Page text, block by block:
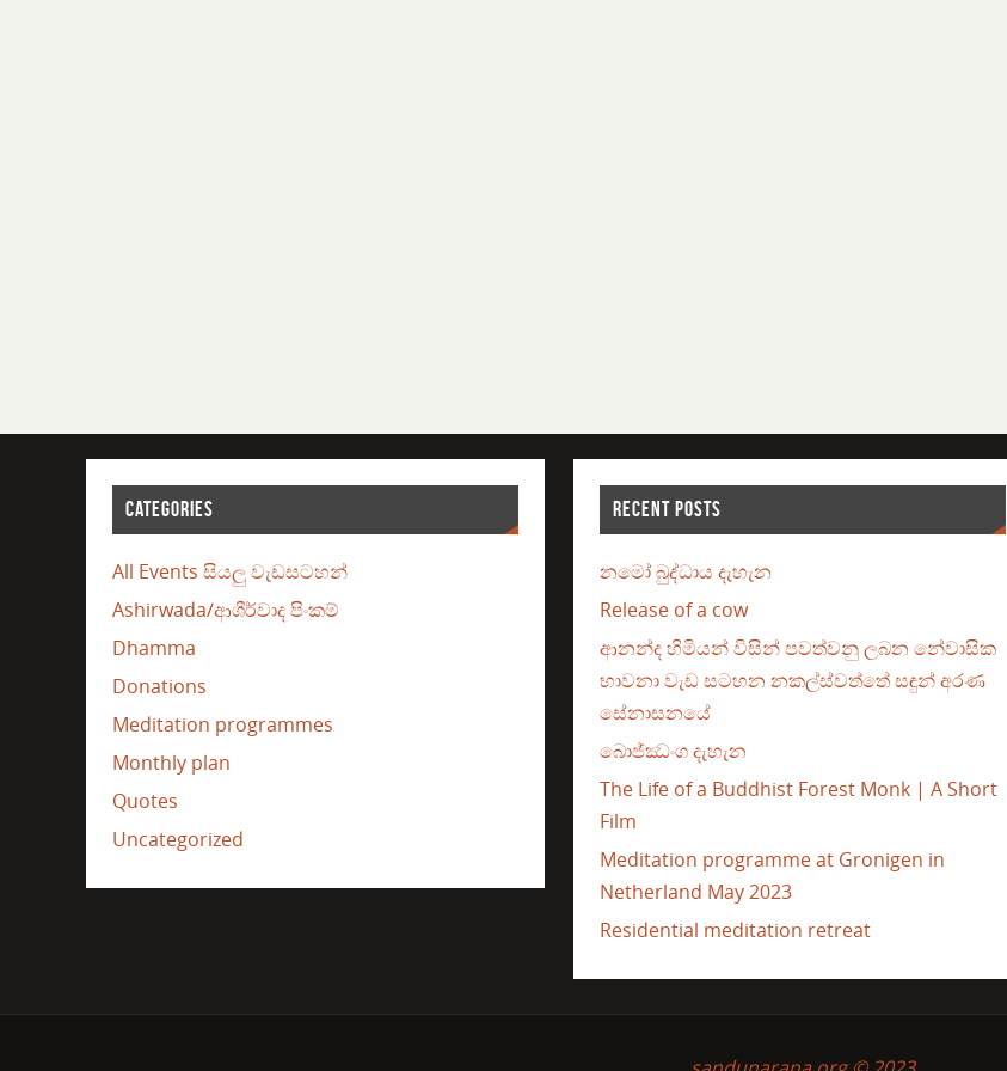
CATEGORIES
All Events සියලු වැඩසටහන්
Ashirwada/ආශීර්වාද පිංකම්
Dhamma
Donations
Meditation programmes
Monthly plan
Quotes
Uncategorized
RECENT POSTS
නමෝ බුද්ධාය දැහැන
Release of a cow
ආනන්ද හිමියන් විසින් පවත්වනු ලබන නේවාසික
භාවනා වැඩ සටහන නකල්ස්වත්තේ සඳුන් අරණ
සේනාසනයේ
බොජ්ඣංග දැහැන
The Life of a Buddhist Forest Monk | A Short
Film
Meditation programme at Gronigen in
Netherland May 2023
Residential meditation retreat